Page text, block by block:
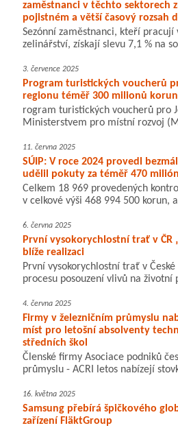
zaměstnanci v těchto sektorech
pojistném a větší časový rozsah
Sezónní zaměstnanci, kteří pracují
zelinářství, získají slevu 7,1 % na
3. července 2025
Program turistických voucherů
regionu téměř 300 milionů korun
rogram turistických voucherů pro
Ministerstvem pro místní rozvoj
11. června 2025
SÚIP: V roce 2024 provedl
udělil pokuty za téměř 470
Celkem 18 969 provedených
v celkové výši 468 994 500 korun,
6. června 2025
První vysokorychlostní trať v ČR
blíže realizaci
První vysokorychlostní trať v
procesu posouzení vlivů na životní
4. června 2025
Firmy v železničním průmyslu
míst pro letošní absolventy
středních škol
Členské firmy Asociace podniků
průmyslu - ACRI letos nabízejí
16. května 2025
Samsung přebírá špičkového
zařízení FläktGroup